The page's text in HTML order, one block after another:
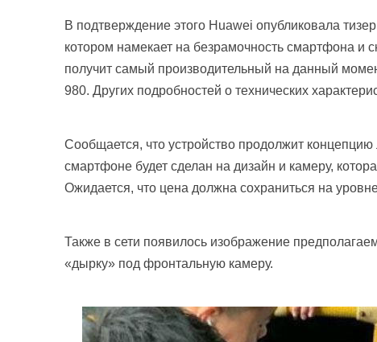
В подтверждение этого Huawei опубликовала
котором намекает на безрамочность смартфона и
получит самый производительный на данный
980. Других подробностей о технических
Сообщается, что устройство продолжит
смартфоне будет сделан на дизайн и камеру,
Ожидается, что цена должна сохраниться на
Также в сети появилось изображение
«дырку» под фронтальную камеру.